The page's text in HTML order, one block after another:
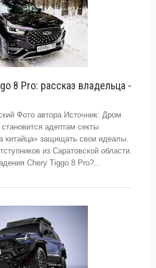
8 Pro: рассказ владельца -
Фото автора Источник: Дром
адептам секты
китайца» защищать свои идеалы.
из Саратовской области.
Chery Tiggo 8 Pro?...